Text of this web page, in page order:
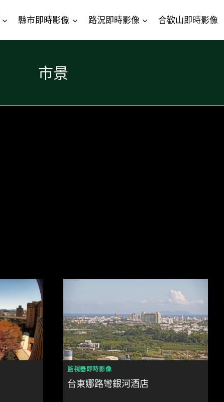
縣市即時影像 路況即時影像 合歡山即時影像
市景
監視器即時影像
台東娜路彎銀河酒店